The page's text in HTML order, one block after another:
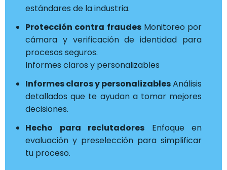
estándares de la industria.
Protección contra fraudesMonitoreo por
cámara y verificación de identidad para
procesos seguros.
Informes claros y personalizables
Informes claros y personalizablesAnálisis
detallados que te ayudan a tomar mejores
decisiones.
Hecho para reclutadores Enfoque en
evaluación y preselección para simplificar
tu proceso.